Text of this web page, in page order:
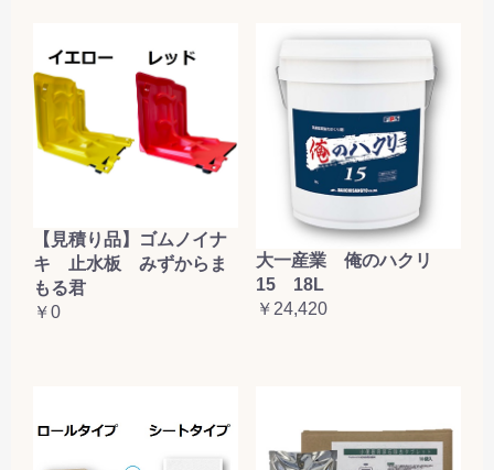
【見積り品】ゴムノイナ
キ 止水板 みずからま
もる君
￥0
大一産業 俺のハクリ
15 18L
￥24,420